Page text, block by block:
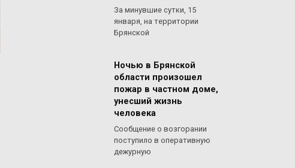
За минувшие сутки, 15
января, на территории
Брянской
Ночью в Брянской
области произошел
пожар в частном доме,
унесший жизнь
человека
Сообщение о возгорании
поступило в оперативную
дежурную